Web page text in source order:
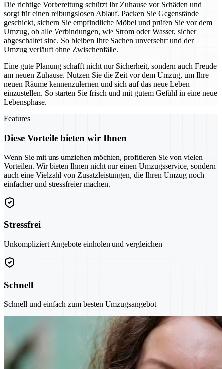
Die richtige Vorbereitung schützt Ihr Zuhause vor Schäden und
sorgt für einen reibungslosen Ablauf. Packen Sie Gegenstände
geschickt, sichern Sie empfindliche Möbel und prüfen Sie vor dem
Umzug, ob alle Verbindungen, wie Strom oder Wasser, sicher
abgeschaltet sind. So bleiben Ihre Sachen unversehrt und der
Umzug verläuft ohne Zwischenfälle.
Eine gute Planung schafft nicht nur Sicherheit, sondern auch Freude
am neuen Zuhause. Nutzen Sie die Zeit vor dem Umzug, um Ihre
neuen Räume kennenzulernen und sich auf das neue Leben
einzustellen. So starten Sie frisch und mit gutem Gefühl in eine neue
Lebensphase.
Features
Diese Vorteile bieten wir Ihnen
Wenn Sie mit uns umziehen möchten, profitieren Sie von vielen
Vorteilen. Wir bieten Ihnen nicht nur einen Umzugsservice, sondern
auch eine Vielzahl von Zusatzleistungen, die Ihren Umzug noch
einfacher und stressfreier machen.
Stressfrei
Unkompliziert Angebote einholen und vergleichen
Schnell
Schnell und einfach zum besten Umzugsangebot